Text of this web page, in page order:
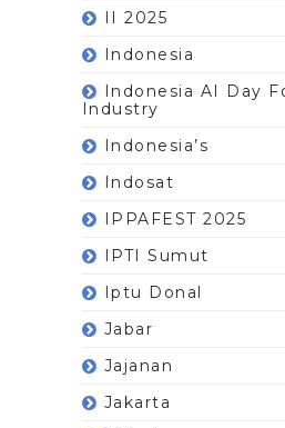
II 2025
Indonesia
Indonesia AI Day
Industry
Indonesia’s
Indosat
IPPAFEST 2025
IPTI Sumut
Iptu Donal
Jabar
Jajanan
Jakarta